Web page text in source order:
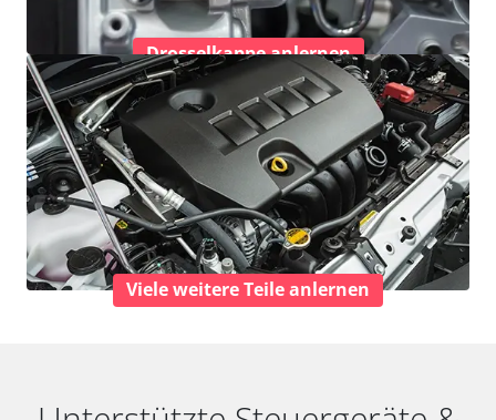
Drosselkappe anlernen
Viele weitere Teile anlernen